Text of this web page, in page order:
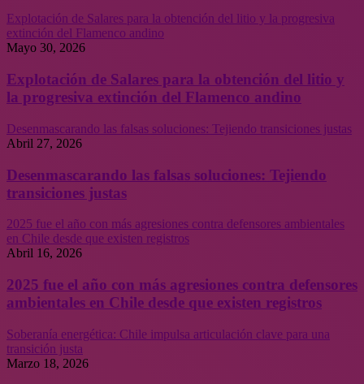
Explotación de Salares para la obtención del litio y la progresiva
extinción del Flamenco andino
Mayo 30, 2026
Explotación de Salares para la obtención del litio y
la progresiva extinción del Flamenco andino
Desenmascarando las falsas soluciones: Tejiendo transiciones justas
Abril 27, 2026
Desenmascarando las falsas soluciones: Tejiendo
transiciones justas
2025 fue el año con más agresiones contra defensores ambientales
en Chile desde que existen registros
Abril 16, 2026
2025 fue el año con más agresiones contra defensores
ambientales en Chile desde que existen registros
Soberanía energética: Chile impulsa articulación clave para una
transición justa
Marzo 18, 2026